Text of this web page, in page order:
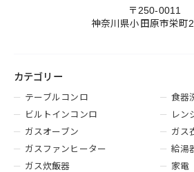
〒250-0011
神奈川県小田原市栄町
カテゴリー
テーブルコンロ
ビルトインコンロ
ガスオーブン
ガスファンヒーター
ガス炊飯器
食器
レン
ガス
給湯
家電